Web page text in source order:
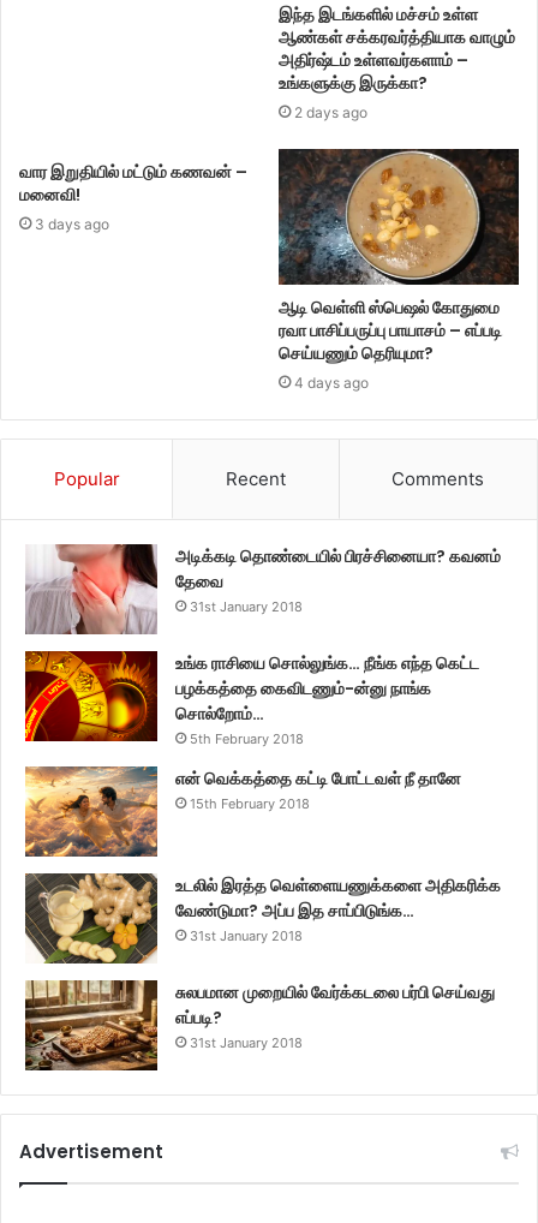
இந்த இடங்களில் மச்சம் உள்ள
ஆண்கள் சக்கரவர்த்தியாக வாழும்
அதிர்ஷ்டம் உள்ளவர்களாம் –
உங்களுக்கு இருக்கா?
2 days ago
வார இறுதியில் மட்டும் கணவன் –
மனைவி!
3 days ago
ஆடி வெள்ளி ஸ்பெஷல் கோதுமை
ரவா பாசிப்பருப்பு பாயாசம் – எப்படி
செய்யணும் தெரியுமா?
4 days ago
Popular Recent Comments
அடிக்கடி தொண்டையில் பிரச்சினையா? கவனம்
தேவை
31st January 2018
உங்க ராசியை சொல்லுங்க… நீங்க எந்த கெட்ட
பழக்கத்தை கைவிடணும்-ன்னு நாங்க
சொல்றோம்…
5th February 2018
என் வெக்கத்தை கட்டி போட்டவள் நீ தானே
15th February 2018
உடலில் இரத்த வெள்ளையணுக்களை அதிகரிக்க
வேண்டுமா? அப்ப இத சாப்பிடுங்க…
31st January 2018
சுலபமான முறையில் வேர்க்கடலை பர்பி செய்வது
எப்படி?
31st January 2018
Advertisement